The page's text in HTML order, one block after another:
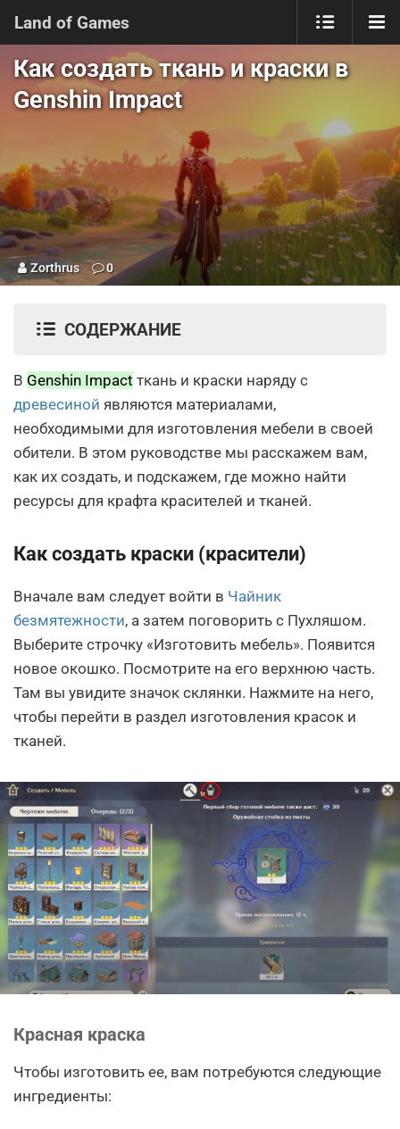
Land of Games
Как создать ткань и краски в
Genshin Impact
Zorthrus 0
СОДЕРЖАНИЕ
В Genshin Impact ткань и краски наряду с
древесиной являются материалами,
необходимыми для изготовления мебели в своей
обители. В этом руководстве мы расскажем вам,
как их создать, и подскажем, где можно найти
ресурсы для крафта красителей и тканей.
Как создать краски (красители)
Вначале вам следует войти в Чайник
безмятежности, а затем поговорить с Пухляшом.
Выберите строчку «Изготовить мебель». Появится
новое окошко. Посмотрите на его верхнюю часть.
Там вы увидите значок склянки. Нажмите на него,
чтобы перейти в раздел изготовления красок и
тканей.
Красная краска
Чтобы изготовить ее, вам потребуются следующие
ингредиенты: